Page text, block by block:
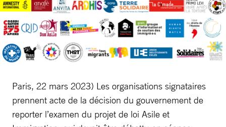
Paris, 22 mars 2023) Les organisations signataires
prennent acte de la décision du gouvernement de
reporter l’examen du projet de loi Asile et